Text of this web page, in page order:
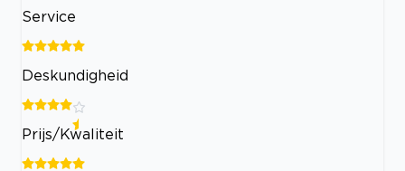
Service
Deskundigheid
Prijs/Kwaliteit